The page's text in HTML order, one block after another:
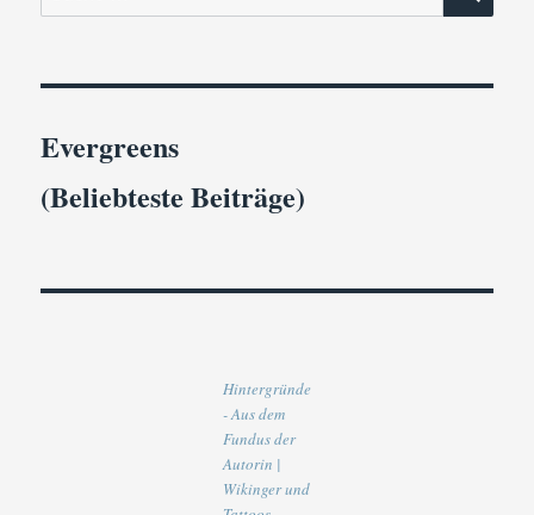
nach:
Evergreens
(Beliebteste Beiträge)
Hintergründe
- Aus dem
Fundus der
Autorin |
Wikinger und